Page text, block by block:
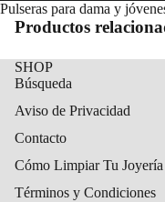
Pulseras para dama y
Productos
SHOP
Búsqueda
Aviso de Privacidad
Contacto
Cómo Limpiar Tu Joyería
Términos y Condiciones